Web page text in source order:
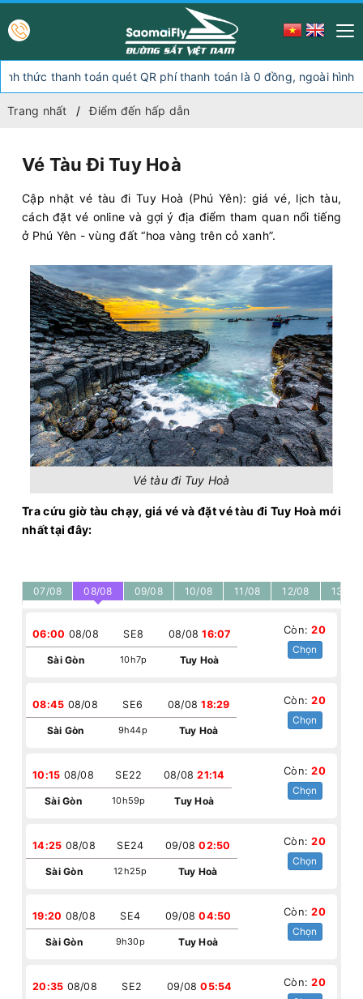
toán quét QR phí thanh toán là 0 đồng, ngoài hình thức
Trang nhất Điểm đến hấp dẫn
Vé Tàu Đi Tuy Hoà
Cập nhật vé tàu đi Tuy Hoà (Phú Yên): giá vé, lịch tàu,
cách đặt vé online và gợi ý địa điểm tham quan nổi tiếng
ở Phú Yên - vùng đất “hoa vàng trên cỏ xanh”.
Vé tàu đi Tuy Hoà
Tra cứu giờ tàu chạy, giá vé và đặt vé tàu đi Tuy Hoà mới
nhất tại đây:
07/08 08/08 09/08 10/08 11/08 12/08 13/08
06:00 08/08
Sài Gòn
SE8
10h7p
08/0816:07
Tuy Hoà
Còn:20
Chọn
08:45 08/08
Sài Gòn
SE6
9h44p
08/0818:29
Tuy Hoà
Còn:20
Chọn
10:15 08/08
Sài Gòn
SE22
10h59p
08/0821:14
Tuy Hoà
Còn:20
Chọn
14:25 08/08
Sài Gòn
SE24
12h25p
09/0802:50
Tuy Hoà
Còn:20
Chọn
19:20 08/08
Sài Gòn
SE4
9h30p
09/0804:50
Tuy Hoà
Còn:20
Chọn
20:35 08/08 SE2 09/0805:54 Còn:20